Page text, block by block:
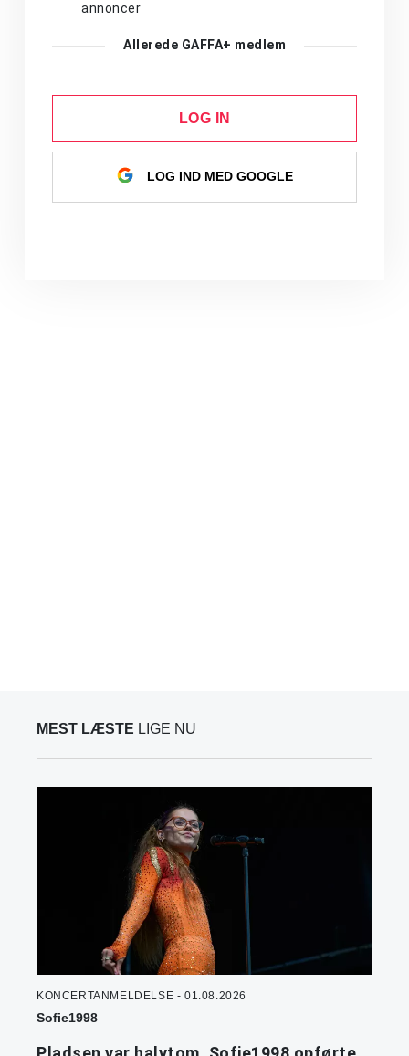
annoncer
Allerede GAFFA+ medlem
LOG IN
LOG IND MED GOOGLE
MEST LÆSTE LIGE NU
KONCERTANMELDELSE - 01.08.2026
Sofie1998